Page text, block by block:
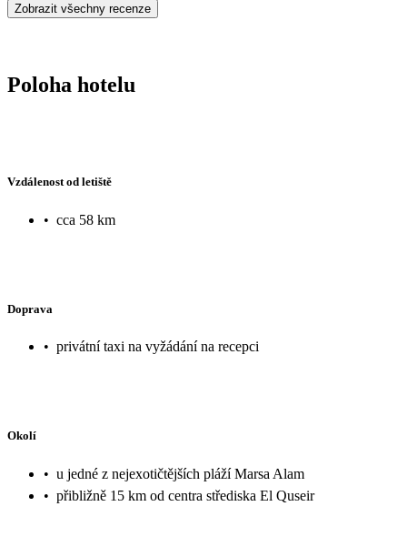
Zobrazit všechny recenze
Poloha hotelu
Vzdálenost od letiště
• cca 58 km
Doprava
• privátní taxi na vyžádání na recepci
Okolí
• u jedné z nejexotičtějších pláží Marsa Alam
• přibližně 15 km od centra střediska El Quseir